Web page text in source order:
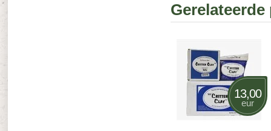
13,00
eur